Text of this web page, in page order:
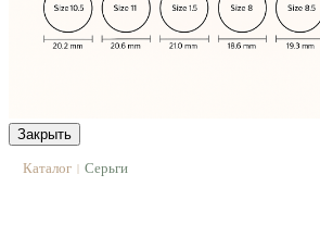
Закрыть
Каталог | Серьги